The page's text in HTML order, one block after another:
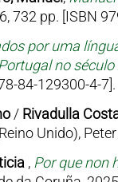
732 pp. [ISBN
por uma
no
84-129300-4-7].
/ Rivadulla
Unido),
, Por que non